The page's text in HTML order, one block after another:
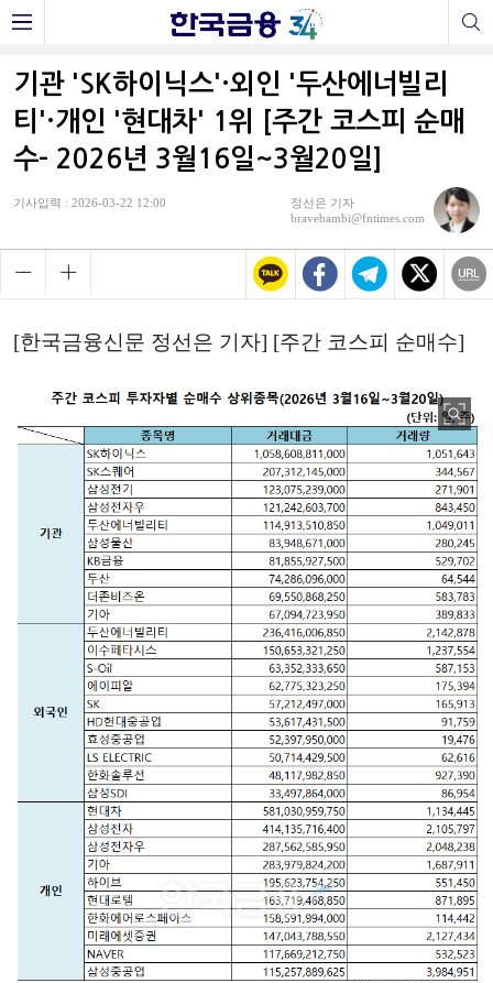
기관 'SK하이닉스'·외인 '두산에너빌리
티'·개인 '현대차' 1위 [주간 코스피 순매
수- 2026년 3월16일~3월20일]
기사입력 : 2026-03-22 12:00
정선은 기자
bravebambi@fntimes.com
[한국금융신문 정선은 기자] [주간 코스피 순매수]